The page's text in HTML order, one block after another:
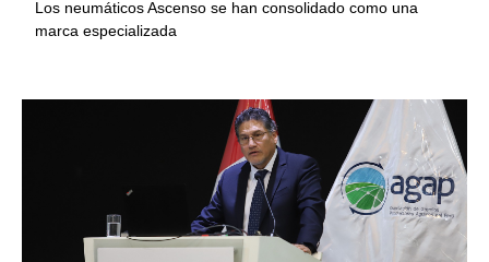
Los neumáticos Ascenso se han consolidado como una
marca especializada